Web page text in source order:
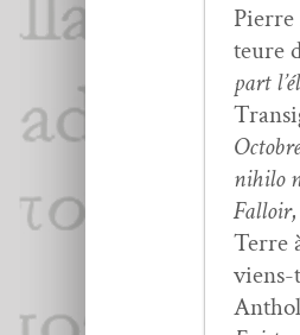
teure
part
Octo­bre
nihi­lo
Fal­loir
Terre